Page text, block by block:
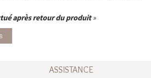
après retour du produit
ASSISTANCE